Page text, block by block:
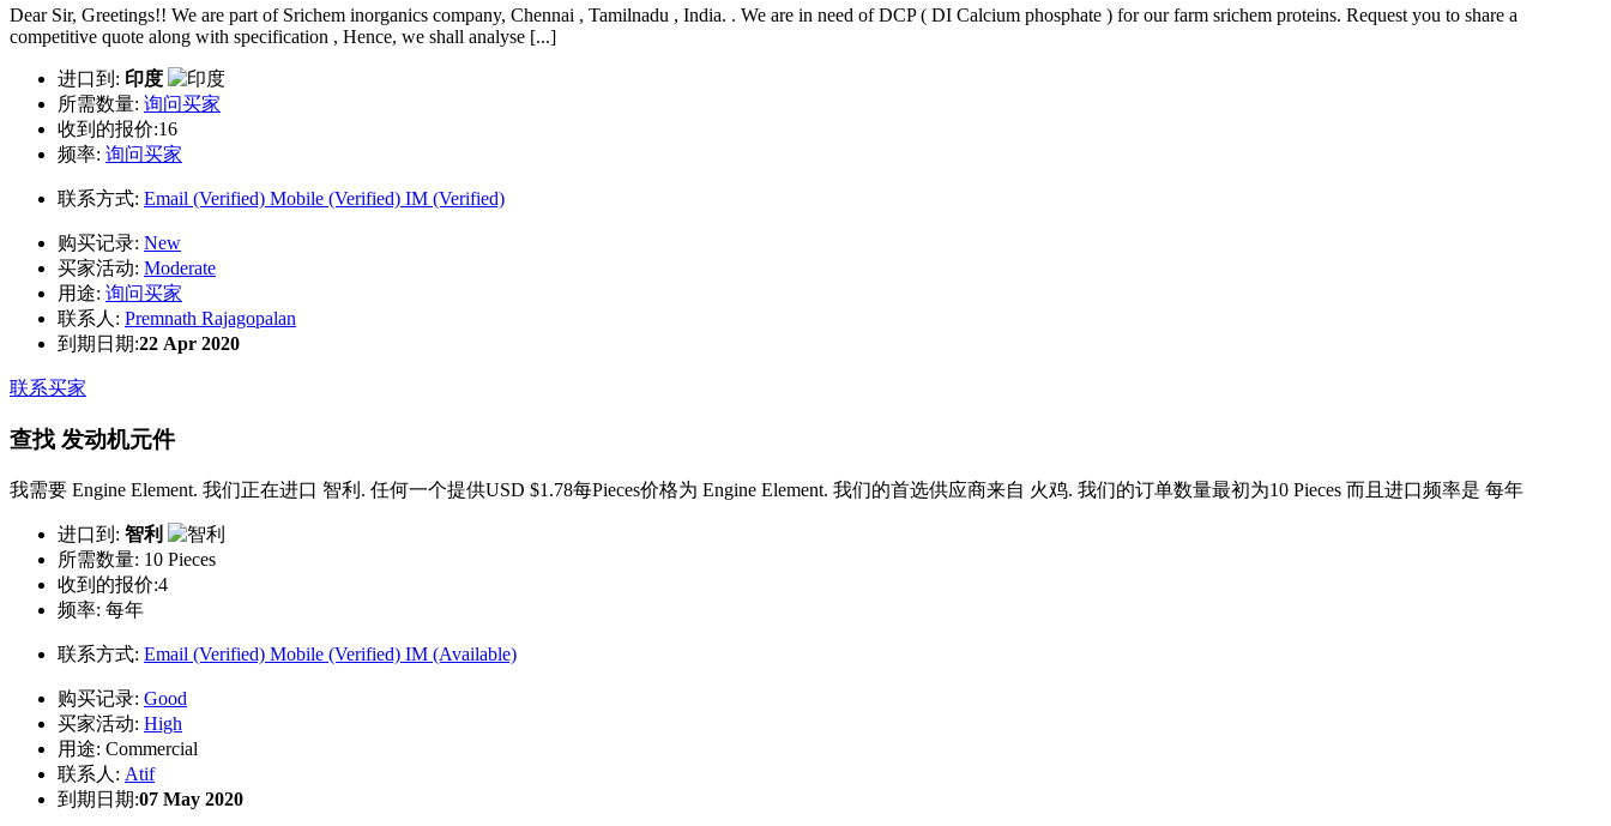
Dear Sir, Greetings!! We are part of Srichem inorganics company, Chennai , Tamilnadu , India. . We are in need of DCP ( DI Calcium phosphate ) for our farm srichem proteins. Request you to share a
competitive quote along with specification , Hence, we shall analyse [...]
进口到: 印度
所需数量: 询问买家
收到的报价:16
频率: 询问买家
联系方式: Email (Verified) Mobile (Verified) IM (Verified)
购买记录: New
买家活动: Moderate
用途: 询问买家
联系人: Premnath Rajagopalan
到期日期:22 Apr 2020
联系买家
查找 发动机元件
我需要 Engine Element. 我们正在进口 智利. 任何一个提供USD $1.78每Pieces价格为 Engine Element. 我们的首选供应商来自 火鸡. 我们的订单数量最初为10 Pieces 而且进口频率是 每年
进口到: 智利
所需数量: 10 Pieces
收到的报价:4
频率: 每年
联系方式: Email (Verified) Mobile (Verified) IM (Available)
购买记录: Good
买家活动: High
用途: Commercial
联系人: Atif
到期日期:07 May 2020